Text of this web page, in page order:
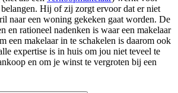
Hij of zij zorgt ervoor dat er niet
naar een woning gekeken gaat worden. De
en rationeel nadenken is waar een makelaar
een makelaar in te schakelen is daarom ook
expertise is in huis om jou niet teveel te
en om je winst te vergroten bij een